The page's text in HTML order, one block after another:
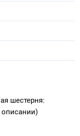
шестерня: